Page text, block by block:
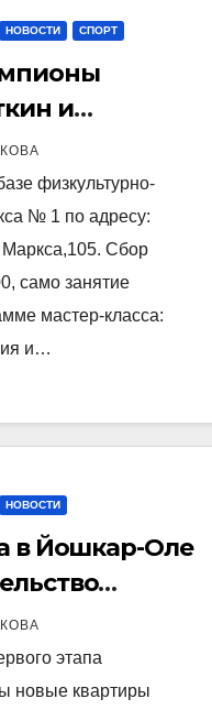
НОВОСТИ СПОРТ
и
августа
физкультурно-
№ 1 по адресу:
Сбор
само занятие
мастер‑класса:
и…
НОВОСТИ
в Йошкар-Оле
для
этапа
новые квартиры